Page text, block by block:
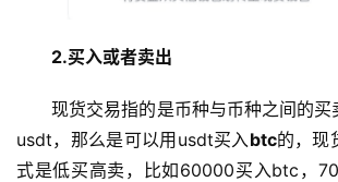
2.买入或者卖出
现货交易指的是币种与币种之间的买
usdt，那么是可以用usdt买入btc的，现
式是低买高卖，比如60000买入btc，